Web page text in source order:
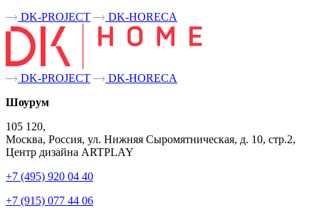
DK-PROJECT
DK-HORECA
DK-PROJECT
DK-HORECA
Шоурум
105 120,
Москва, Россия, ул. Нижняя Сыромятническая, д. 10, стр.2,
Центр дизайна ARTPLAY
+7 (495) 920 04 40
+7 (915) 077 44 06